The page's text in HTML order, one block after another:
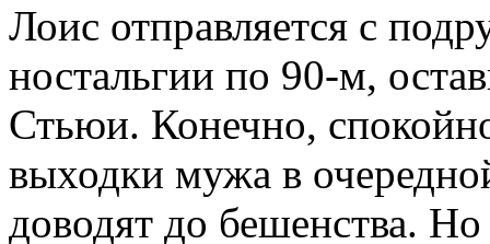
Лоис отправляется с
ностальгии по 90-м,
Стьюи. Конечно,
выходки мужа в
доводят до бешенства.